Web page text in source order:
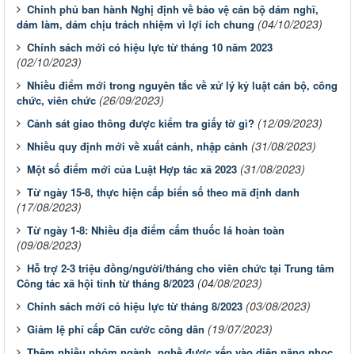
Chính phủ ban hành Nghị định về bảo vệ cán bộ dám nghĩ,
dám làm, dám chịu trách nhiệm vì lợi ích chung (04/10/2023)
Chính sách mới có hiệu lực từ tháng 10 năm 2023
(02/10/2023)
Nhiều điểm mới trong nguyên tắc về xử lý kỷ luật cán bộ, công
chức, viên chức (26/09/2023)
Cảnh sát giao thông được kiểm tra giấy tờ gì? (12/09/2023)
Nhiều quy định mới về xuất cảnh, nhập cảnh (31/08/2023)
Một số điểm mới của Luật Hợp tác xã 2023 (31/08/2023)
Từ ngày 15-8, thực hiện cấp biển số theo mã định danh
(17/08/2023)
Từ ngày 1-8: Nhiều địa điểm cấm thuốc lá hoàn toàn
(09/08/2023)
Hỗ trợ 2-3 triệu đồng/người/tháng cho viên chức tại Trung tâm
Công tác xã hội tỉnh từ tháng 8/2023 (04/08/2023)
Chính sách mới có hiệu lực từ tháng 8/2023 (03/08/2023)
Giảm lệ phí cấp Căn cước công dân (19/07/2023)